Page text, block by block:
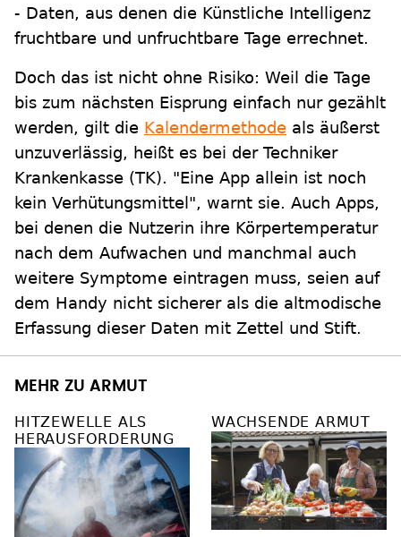
- Daten, aus denen die Künstliche Intelligenz
fruchtbare und unfruchtbare Tage errechnet.
Doch das ist nicht ohne Risiko: Weil die Tage
bis zum nächsten Eisprung einfach nur gezählt
werden, gilt die Kalendermethode als äußerst
unzuverlässig, heißt es bei der Techniker
Krankenkasse (TK). "Eine App allein ist noch
kein Verhütungsmittel", warnt sie. Auch Apps,
bei denen die Nutzerin ihre Körpertemperatur
nach dem Aufwachen und manchmal auch
weitere Symptome eintragen muss, seien auf
dem Handy nicht sicherer als die altmodische
Erfassung dieser Daten mit Zettel und Stift.
MEHR ZU ARMUT
HITZEWELLE ALS
HERAUSFORDERUNG
WACHSENDE ARMUT